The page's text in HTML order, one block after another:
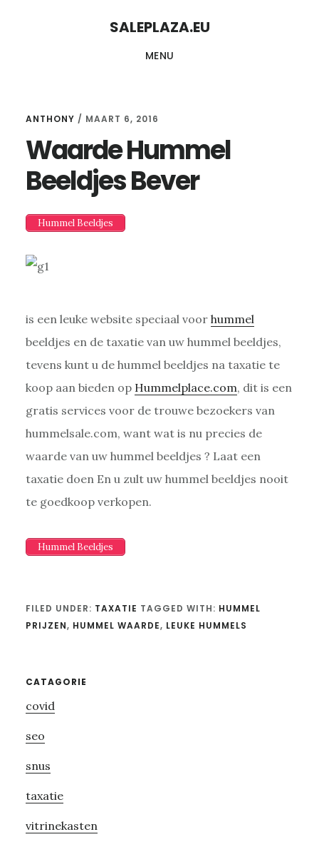
SALEPLAZA.EU
MENU
ANTHONY / MAART 6, 2016
Waarde Hummel
Beeldjes Bever
Hummel Beeldjes
is een leuke website speciaal voor hummel
beeldjes en de taxatie van uw hummel beeldjes,
tevens kunt u de hummel beeldjes na taxatie te
koop aan bieden op Hummelplace.com, dit is een
gratis services voor de trouwe bezoekers van
hummelsale.com, want wat is nu precies de
waarde van uw hummel beeldjes ? Laat een
taxatie doen En u zult uw hummel beeldjes nooit
te goedkoop verkopen.
Hummel Beeldjes
FILED UNDER: TAXATIE TAGGED WITH: HUMMEL
PRIJZEN, HUMMEL WAARDE, LEUKE HUMMELS
Primary
Sidebar
CATAGORIE
covid
seo
snus
taxatie
vitrinekasten